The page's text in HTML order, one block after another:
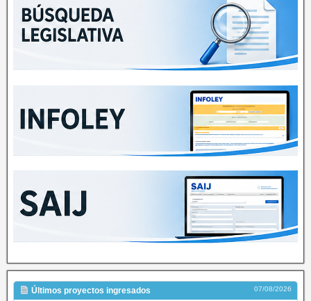
Últimos proyectos ingresados 07/08/2026